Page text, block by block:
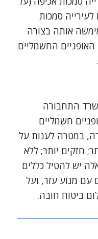
סמכות
אותה בצורה
האופניים החשמליים
התחבורה
חשמליים
במטרה לענות על
חזקים יותר; ללא
יש להטיל כללים
עם מנוע עזר, ועל
ביטוח חובה.